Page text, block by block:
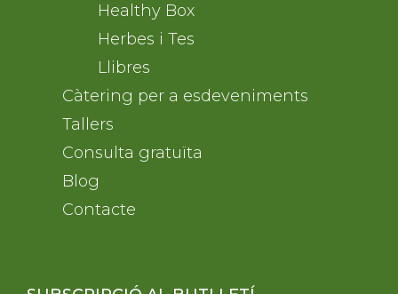
Healthy Box
Herbes i Tes
Llibres
Càtering per a esdeveniments
Tallers
Consulta gratuïta
Blog
Contacte